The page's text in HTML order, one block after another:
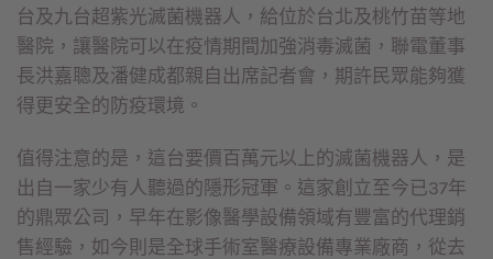
台及九台超紫光滅菌機器人，給位於台北及桃竹苗等地
醫院，讓醫院可以在疫情期間加強消毒滅菌，聯電董事
長洪嘉聰及潘健成都親自出席記者會，期許民眾能夠獲
得更安全的防疫環境。
值得注意的是，這台要價百萬元以上的滅菌機器人，是
出自一家少有人聽過的隱形冠軍。這家創立至今已37年
的鼎眾公司，早年在影像醫學設備領域有豐富的代理銷
售經驗，如今則是全球手術室醫療設備專業廠商，從去